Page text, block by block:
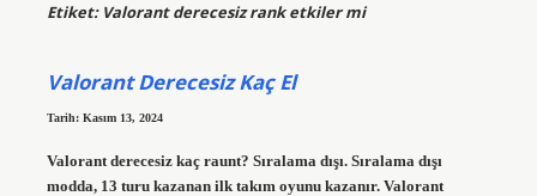
Etiket: Valorant derecesiz rank etkiler mi
Valorant Derecesiz Kaç El
Tarih: Kasım 13, 2024
Valorant derecesiz kaç raunt? Sıralama dışı. Sıralama dışı
modda, 13 turu kazanan ilk takım oyunu kazanır. Valorant